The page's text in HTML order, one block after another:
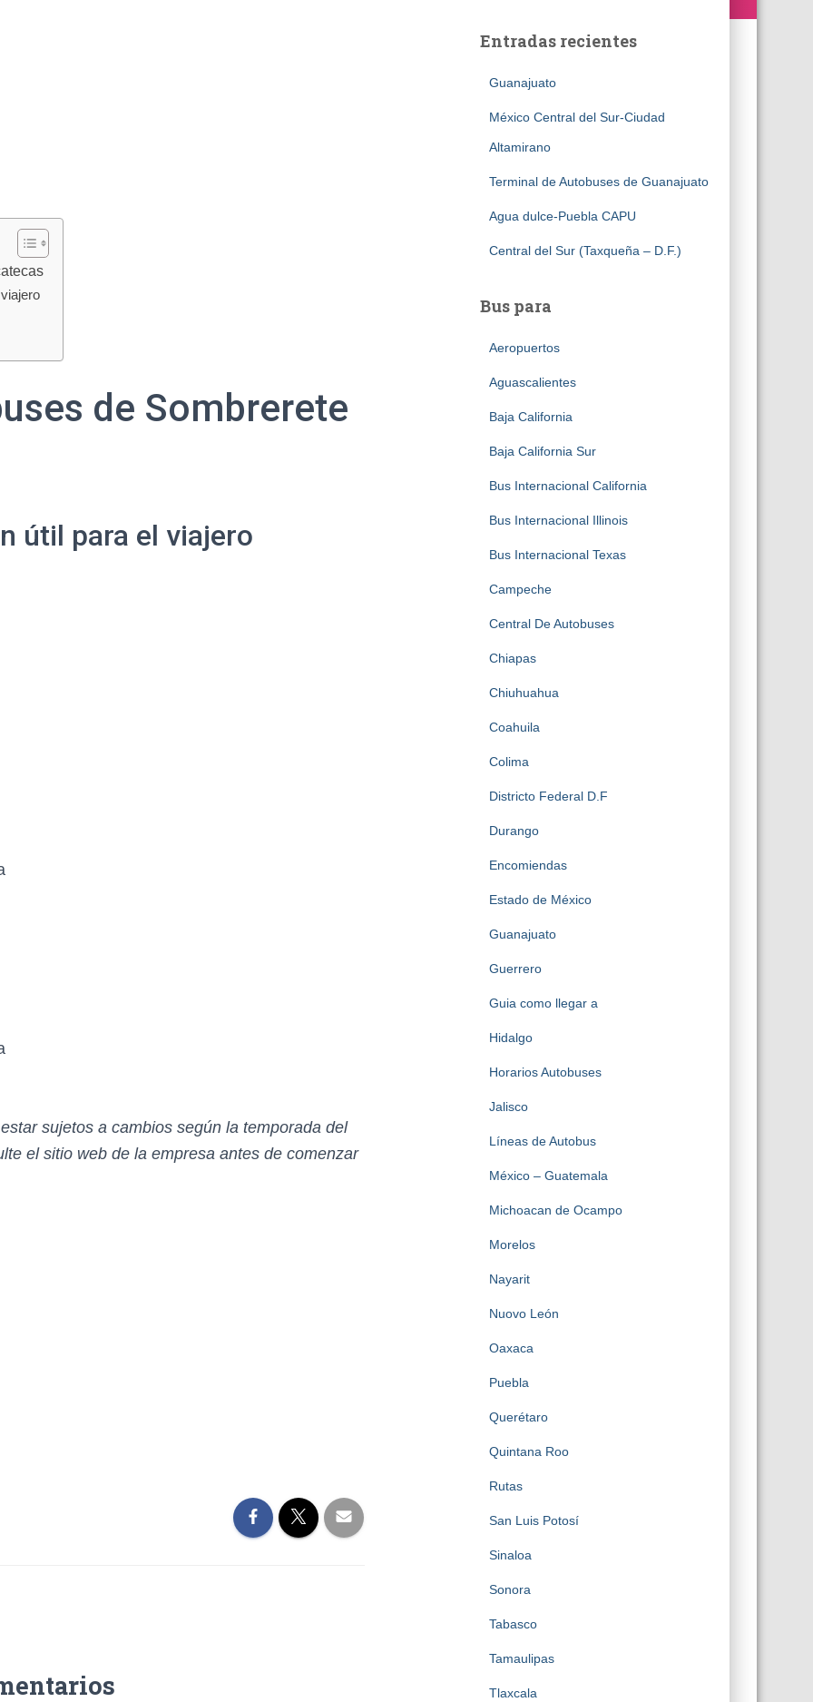
de Sombrerete
útil para el viajero
sujetos a cambios según la temporada del
el sitio web de la empresa antes de comenzar
Entradas recientes
Guanajuato
México Central del Sur-Ciudad
Altamirano
Terminal de Autobuses de Guanajuato
Agua dulce-Puebla CAPU
Central del Sur (Taxqueña – D.F.)
Bus para
Aeropuertos
Aguascalientes
Baja California
Baja California Sur
Bus Internacional California
Bus Internacional Illinois
Bus Internacional Texas
Campeche
Central De Autobuses
Chiapas
Chiuhuahua
Coahuila
Colima
Districto Federal D.F
Durango
Encomiendas
Estado de México
Guanajuato
Guerrero
Guia como llegar a
Hidalgo
Horarios Autobuses
Jalisco
Líneas de Autobus
México – Guatemala
Michoacan de Ocampo
Morelos
Nayarit
Nuovo León
Oaxaca
Puebla
Querétaro
Quintana Roo
Rutas
San Luis Potosí
Sinaloa
Sonora
Tabasco
Tamaulipas
Tlaxcala